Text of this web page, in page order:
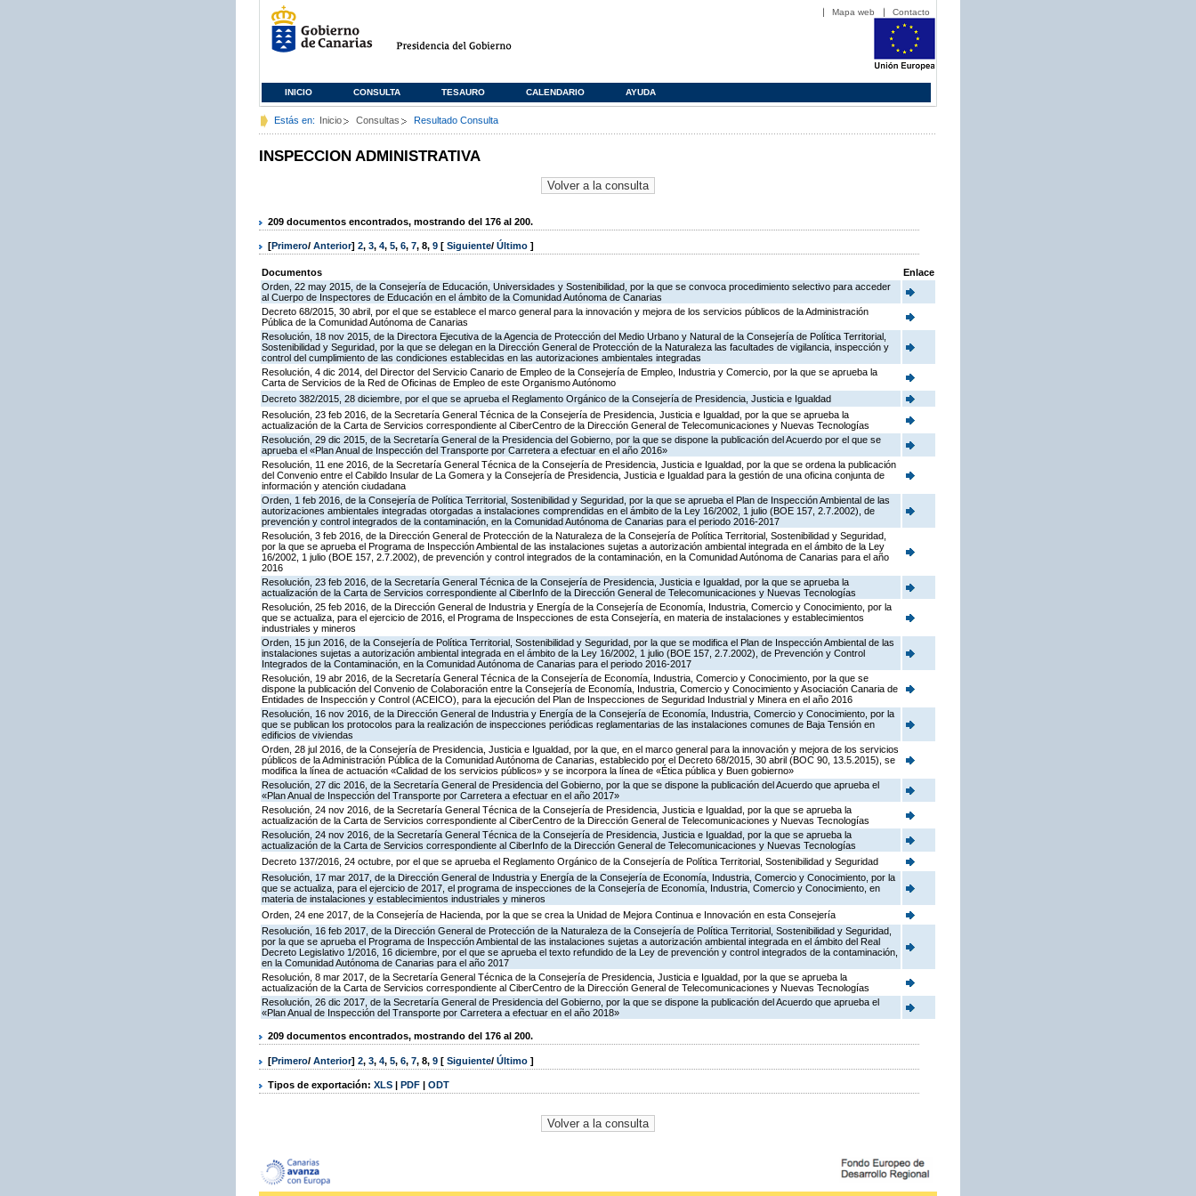
Mapa web Contacto
INICIO CONSULTA TESAURO CALENDARIO AYUDA
Estás en: Inicio Consultas Resultado Consulta
INSPECCION ADMINISTRATIVA
209 documentos encontrados, mostrando del 176 al 200.
[Primero/ Anterior] 2, 3, 4, 5, 6, 7, 8, 9 [ Siguiente/ Último ]
Documentos
Enlace
Orden, 22 may 2015, de la Consejería de Educación, Universidades y Sostenibilidad, por la que se convoca procedimiento selectivo para acceder
al Cuerpo de Inspectores de Educación en el ámbito de la Comunidad Autónoma de Canarias
Decreto 68/2015, 30 abril, por el que se establece el marco general para la innovación y mejora de los servicios públicos de la Administración
Pública de la Comunidad Autónoma de Canarias
Resolución, 18 nov 2015, de la Directora Ejecutiva de la Agencia de Protección del Medio Urbano y Natural de la Consejería de Política Territorial,
Sostenibilidad y Seguridad, por la que se delegan en la Dirección General de Protección de la Naturaleza las facultades de vigilancia, inspección y
control del cumplimiento de las condiciones establecidas en las autorizaciones ambientales integradas
Resolución, 4 dic 2014, del Director del Servicio Canario de Empleo de la Consejería de Empleo, Industria y Comercio, por la que se aprueba la
Carta de Servicios de la Red de Oficinas de Empleo de este Organismo Autónomo
Decreto 382/2015, 28 diciembre, por el que se aprueba el Reglamento Orgánico de la Consejería de Presidencia, Justicia e Igualdad
Resolución, 23 feb 2016, de la Secretaría General Técnica de la Consejería de Presidencia, Justicia e Igualdad, por la que se aprueba la
actualización de la Carta de Servicios correspondiente al CiberCentro de la Dirección General de Telecomunicaciones y Nuevas Tecnologías
Resolución, 29 dic 2015, de la Secretaría General de la Presidencia del Gobierno, por la que se dispone la publicación del Acuerdo por el que se
aprueba el «Plan Anual de Inspección del Transporte por Carretera a efectuar en el año 2016»
Resolución, 11 ene 2016, de la Secretaría General Técnica de la Consejería de Presidencia, Justicia e Igualdad, por la que se ordena la publicación
del Convenio entre el Cabildo Insular de La Gomera y la Consejería de Presidencia, Justicia e Igualdad para la gestión de una oficina conjunta de
información y atención ciudadana
Orden, 1 feb 2016, de la Consejería de Política Territorial, Sostenibilidad y Seguridad, por la que se aprueba el Plan de Inspección Ambiental de las
autorizaciones ambientales integradas otorgadas a instalaciones comprendidas en el ámbito de la Ley 16/2002, 1 julio (BOE 157, 2.7.2002), de
prevención y control integrados de la contaminación, en la Comunidad Autónoma de Canarias para el periodo 2016-2017
Resolución, 3 feb 2016, de la Dirección General de Protección de la Naturaleza de la Consejería de Política Territorial, Sostenibilidad y Seguridad,
por la que se aprueba el Programa de Inspección Ambiental de las instalaciones sujetas a autorización ambiental integrada en el ámbito de la Ley
16/2002, 1 julio (BOE 157, 2.7.2002), de prevención y control integrados de la contaminación, en la Comunidad Autónoma de Canarias para el año
2016
Resolución, 23 feb 2016, de la Secretaría General Técnica de la Consejería de Presidencia, Justicia e Igualdad, por la que se aprueba la
actualización de la Carta de Servicios correspondiente al CiberInfo de la Dirección General de Telecomunicaciones y Nuevas Tecnologías
Resolución, 25 feb 2016, de la Dirección General de Industria y Energía de la Consejería de Economía, Industria, Comercio y Conocimiento, por la
que se actualiza, para el ejercicio de 2016, el Programa de Inspecciones de esta Consejería, en materia de instalaciones y establecimientos
industriales y mineros
Orden, 15 jun 2016, de la Consejería de Política Territorial, Sostenibilidad y Seguridad, por la que se modifica el Plan de Inspección Ambiental de las
instalaciones sujetas a autorización ambiental integrada en el ámbito de la Ley 16/2002, 1 julio (BOE 157, 2.7.2002), de Prevención y Control
Integrados de la Contaminación, en la Comunidad Autónoma de Canarias para el periodo 2016-2017
Resolución, 19 abr 2016, de la Secretaría General Técnica de la Consejería de Economía, Industria, Comercio y Conocimiento, por la que se
dispone la publicación del Convenio de Colaboración entre la Consejería de Economía, Industria, Comercio y Conocimiento y Asociación Canaria de
Entidades de Inspección y Control (ACEICO), para la ejecución del Plan de Inspecciones de Seguridad Industrial y Minera en el año 2016
Resolución, 16 nov 2016, de la Dirección General de Industria y Energía de la Consejería de Economía, Industria, Comercio y Conocimiento, por la
que se publican los protocolos para la realización de inspecciones periódicas reglamentarias de las instalaciones comunes de Baja Tensión en
edificios de viviendas
Orden, 28 jul 2016, de la Consejería de Presidencia, Justicia e Igualdad, por la que, en el marco general para la innovación y mejora de los servicios
públicos de la Administración Pública de la Comunidad Autónoma de Canarias, establecido por el Decreto 68/2015, 30 abril (BOC 90, 13.5.2015), se
modifica la línea de actuación «Calidad de los servicios públicos» y se incorpora la línea de «Ética pública y Buen gobierno»
Resolución, 27 dic 2016, de la Secretaría General de Presidencia del Gobierno, por la que se dispone la publicación del Acuerdo que aprueba el
«Plan Anual de Inspección del Transporte por Carretera a efectuar en el año 2017»
Resolución, 24 nov 2016, de la Secretaría General Técnica de la Consejería de Presidencia, Justicia e Igualdad, por la que se aprueba la
actualización de la Carta de Servicios correspondiente al CiberCentro de la Dirección General de Telecomunicaciones y Nuevas Tecnologías
Resolución, 24 nov 2016, de la Secretaría General Técnica de la Consejería de Presidencia, Justicia e Igualdad, por la que se aprueba la
actualización de la Carta de Servicios correspondiente al CiberInfo de la Dirección General de Telecomunicaciones y Nuevas Tecnologías
Decreto 137/2016, 24 octubre, por el que se aprueba el Reglamento Orgánico de la Consejería de Política Territorial, Sostenibilidad y Seguridad
Resolución, 17 mar 2017, de la Dirección General de Industria y Energía de la Consejería de Economía, Industria, Comercio y Conocimiento, por la
que se actualiza, para el ejercicio de 2017, el programa de inspecciones de la Consejería de Economía, Industria, Comercio y Conocimiento, en
materia de instalaciones y establecimientos industriales y mineros
Orden, 24 ene 2017, de la Consejería de Hacienda, por la que se crea la Unidad de Mejora Continua e Innovación en esta Consejería
Resolución, 16 feb 2017, de la Dirección General de Protección de la Naturaleza de la Consejería de Política Territorial, Sostenibilidad y Seguridad,
por la que se aprueba el Programa de Inspección Ambiental de las instalaciones sujetas a autorización ambiental integrada en el ámbito del Real
Decreto Legislativo 1/2016, 16 diciembre, por el que se aprueba el texto refundido de la Ley de prevención y control integrados de la contaminación,
en la Comunidad Autónoma de Canarias para el año 2017
Resolución, 8 mar 2017, de la Secretaría General Técnica de la Consejería de Presidencia, Justicia e Igualdad, por la que se aprueba la
actualización de la Carta de Servicios correspondiente al CiberCentro de la Dirección General de Telecomunicaciones y Nuevas Tecnologías
Resolución, 26 dic 2017, de la Secretaría General de Presidencia del Gobierno, por la que se dispone la publicación del Acuerdo que aprueba el
«Plan Anual de Inspección del Transporte por Carretera a efectuar en el año 2018»
209 documentos encontrados, mostrando del 176 al 200.
[Primero/ Anterior] 2, 3, 4, 5, 6, 7, 8, 9 [ Siguiente/ Último ]
Tipos de exportación: XLS | PDF | ODT